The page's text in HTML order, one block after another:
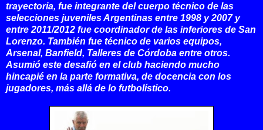
trayectoria, fue integrante del cuerpo técnico de las
selecciones juveniles Argentinas entre 1998 y 2007 y
entre 2011/2012 fue coordinador de las inferiores de San
Lorenzo. También fue técnico de varios equipos,
Arsenal, Banfield, Talleres de Córdoba entre otros.
Asumió este desafió en el club haciendo mucho
hincapié en la parte formativa, de docencia con los
jugadores, más allá de lo futbolístico.